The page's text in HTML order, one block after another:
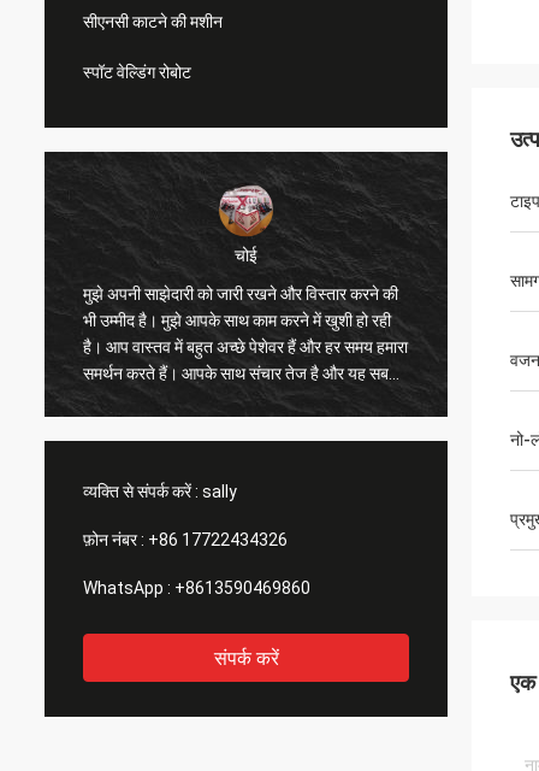
सीएनसी काटने की मशीन
स्पॉट वेल्डिंग रोबोट
चोई
मुझे अपनी साझेदारी को जारी रखने और विस्तार करने की
भी उम्मीद है। मुझे आपके साथ काम करने में खुशी हो रही
है। आप वास्तव में बहुत अच्छे पेशेवर हैं और हर समय हमारा
समर्थन करते हैं। आपके साथ संचार तेज है और यह सबसे
महत्वपूर्ण बात है।
मुझे
आपकी
व्यक्ति से संपर्क करें : sally
फ़ोन नंबर : +86 17722434326
WhatsApp : +8613590469860
संपर्क करें
टाइप
वजन
नो-
एक